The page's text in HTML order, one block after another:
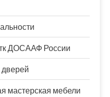
ДОСААФ России
мастерская мебели